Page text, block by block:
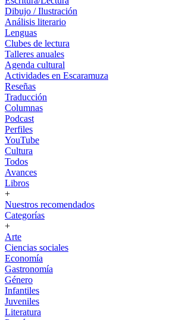
Dibujo / Ilustración
Análisis literario
Lenguas
Clubes de lectura
Talleres anuales
Agenda cultural
Actividades en Escaramuza
Reseñas
Traducción
Columnas
Podcast
Perfiles
YouTube
Cultura
Todos
Avances
Libros
+
Nuestros recomendados
Categorías
+
Arte
Ciencias sociales
Economía
Gastronomía
Género
Infantiles
Juveniles
Literatura